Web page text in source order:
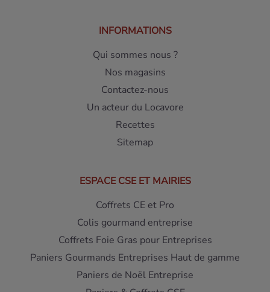
INFORMATIONS
Qui sommes nous ?
Nos magasins
Contactez-nous
Un acteur du Locavore
Recettes
Sitemap
ESPACE CSE ET MAIRIES
Coffrets CE et Pro
Colis gourmand entreprise
Coffrets Foie Gras pour Entreprises
Paniers Gourmands Entreprises Haut de gamme
Paniers de Noël Entreprise